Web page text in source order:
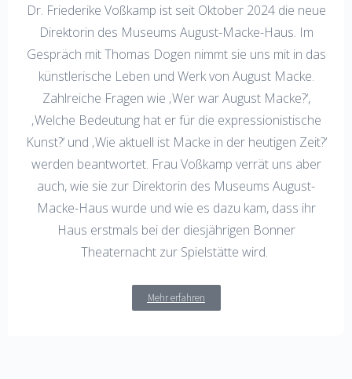
Dr. Friederike Voßkamp ist seit Oktober 2024 die neue
Direktorin des Museums August-Macke-Haus. Im
Gespräch mit Thomas Dogen nimmt sie uns mit in das
künstlerische Leben und Werk von August Macke.
Zahlreiche Fragen wie ‚Wer war August Macke?‘,
‚Welche Bedeutung hat er für die expressionistische
Kunst?‘ und ‚Wie aktuell ist Macke in der heutigen Zeit?‘
werden beantwortet. Frau Voßkamp verrät uns aber
auch, wie sie zur Direktorin des Museums August-
Macke-Haus wurde und wie es dazu kam, dass ihr
Haus erstmals bei der diesjährigen Bonner
Theaternacht zur Spielstätte wird.
Mehr erfahren